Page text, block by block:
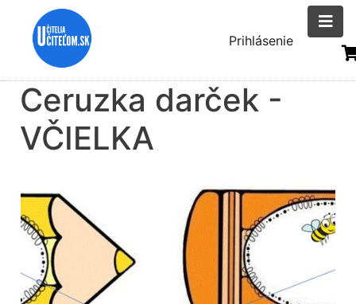
Menu
účtu
Prihlásenie
Ceruzka darček -
VČIELKA